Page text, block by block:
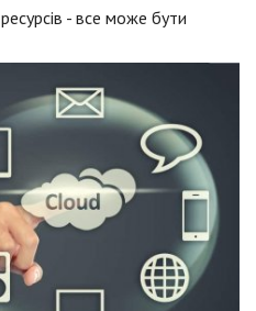
- все може бути